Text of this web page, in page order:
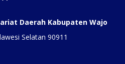
Daerah Kabupaten Wajo
Selatan 90911